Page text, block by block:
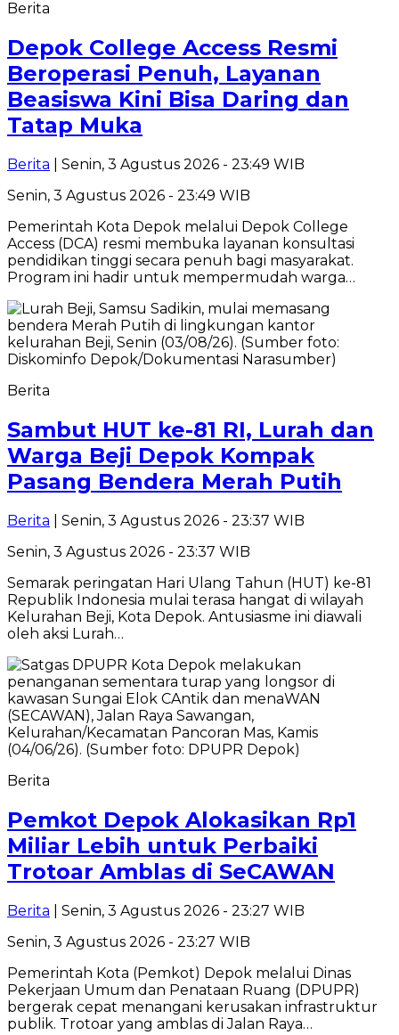
Berita
Depok College Access Resmi
Beroperasi Penuh, Layanan
Beasiswa Kini Bisa Daring dan
Tatap Muka
Berita | Senin, 3 Agustus 2026 - 23:49 WIB
Senin, 3 Agustus 2026 - 23:49 WIB
Pemerintah Kota Depok melalui Depok College
Access (DCA) resmi membuka layanan konsultasi
pendidikan tinggi secara penuh bagi masyarakat.
Program ini hadir untuk mempermudah warga…
Berita
Sambut HUT ke-81 RI, Lurah dan
Warga Beji Depok Kompak
Pasang Bendera Merah Putih
Berita | Senin, 3 Agustus 2026 - 23:37 WIB
Senin, 3 Agustus 2026 - 23:37 WIB
Semarak peringatan Hari Ulang Tahun (HUT) ke-81
Republik Indonesia mulai terasa hangat di wilayah
Kelurahan Beji, Kota Depok. Antusiasme ini diawali
oleh aksi Lurah…
Berita
Pemkot Depok Alokasikan Rp1
Miliar Lebih untuk Perbaiki
Trotoar Amblas di SeCAWAN
Berita | Senin, 3 Agustus 2026 - 23:27 WIB
Senin, 3 Agustus 2026 - 23:27 WIB
Pemerintah Kota (Pemkot) Depok melalui Dinas
Pekerjaan Umum dan Penataan Ruang (DPUPR)
bergerak cepat menangani kerusakan infrastruktur
publik. Trotoar yang amblas di Jalan Raya…